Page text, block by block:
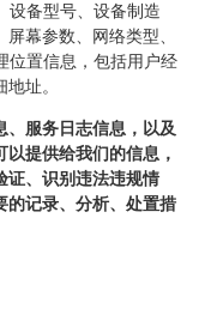
设备型号、设备制造
幕参数、网络类型、
位置信息，包括用户经
地址 。
、服务日志信息，以及
提供给我们的信息，
证、识别违法违规情
的记录、分析、处置措